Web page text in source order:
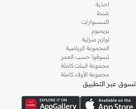
احذية
شنط
اكسسوارات
بريميوم
لوازم منزلية
المجموعة الرياضية
تسوقوا حسب العمر
مجموعة البنات كاملة
مجموعة الأولاد كاملة
تسوق عبر التطبيق